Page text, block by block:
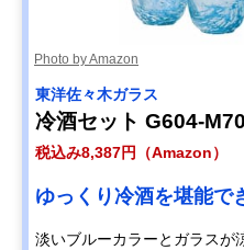
Photo by Amazon
東洋佐々木ガラス
冷酒セット G604-M70
税込み8,387円（Amazon）
ゆっくり冷酒を堪能で
淡いブルーカラーとガラスが